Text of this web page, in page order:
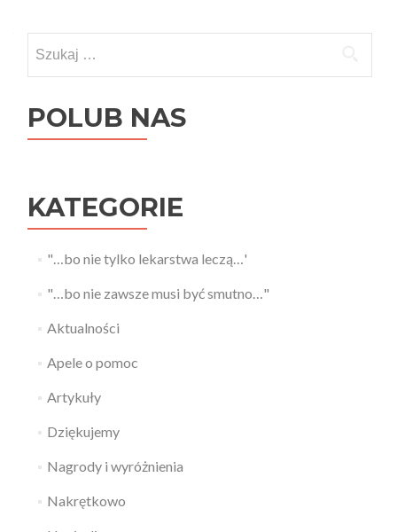
POLUB NAS
KATEGORIE
"…bo nie tylko lekarstwa leczą…'
"…bo nie zawsze musi być smutno…"
Aktualności
Apele o pomoc
Artykuły
Dziękujemy
Nagrody i wyróżnienia
Nakrętkowo